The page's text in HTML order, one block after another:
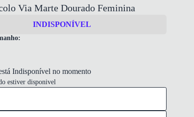
Via Marte Dourado Feminina
INDISPONÍVEL
Indisponível no momento
estiver disponivel